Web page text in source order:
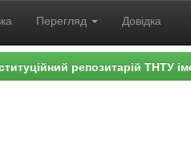
Перегляд Довідка
репозитарій ТНТУ